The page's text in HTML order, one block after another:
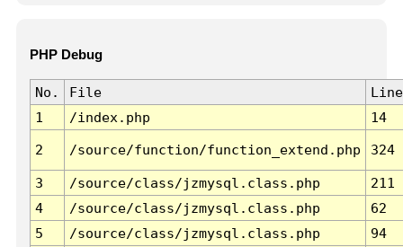
PHP Debug
No. File
Line
1
/index.php 14
2 /source/function/function_extend.php 324
3 /source/class/jzmysql.class.php
211
4
/source/class/jzmysql.class.php
62
5
/source/class/jzmysql.class.php
94